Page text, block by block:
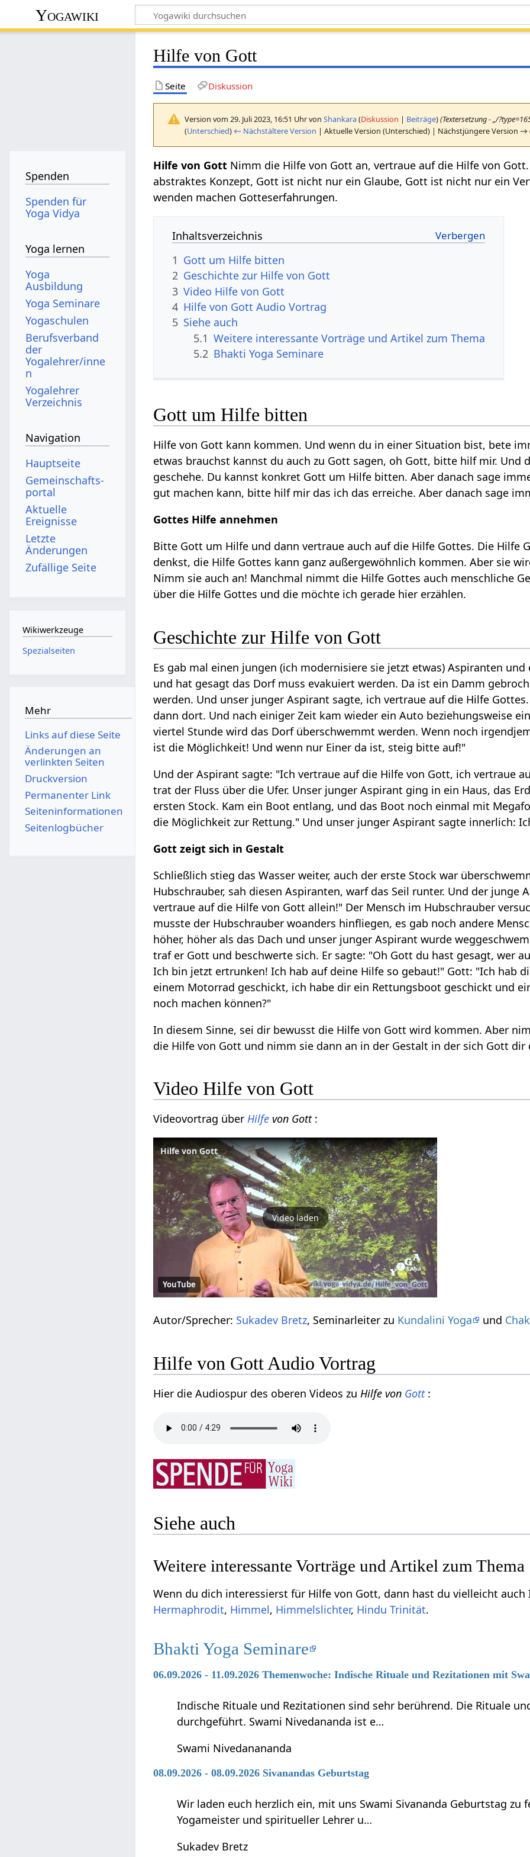
Yogawiki
Hilfe von Gott
Seite Diskussion
Version vom 29. Juli 2023, 16:51 Uhr vonShankara(Diskussion | Beiträge)(Textersetzung - „/
(Unterschied) ← Nächstältere Version | Aktuelle Version (Unterschied) | Nächstjüngere Version →
Hilfe von Gott Nimm die Hilfe von Gott an, vertraue auf die Hilfe von
abstraktes Konzept, Gott ist nicht nur ein Glaube, Gott ist nicht nur ein
wenden machen Gotteserfahrungen.
Inhaltsverzeichnis
1 Gott um Hilfe bitten
2 Geschichte zur Hilfe von Gott
3 Video Hilfe von Gott
4 Hilfe von Gott Audio Vortrag
5 Siehe auch
5.1 Weitere interessante Vorträge und Artikel zum Thema
5.2 Bhakti Yoga Seminare
Gott um Hilfe bitten
Hilfe von Gott kann kommen. Und wenn du in einer Situation bist, bete
etwas brauchst kannst du auch zu Gott sagen, oh Gott, bitte hilf mir. Und
geschehe. Du kannst konkret Gott um Hilfe bitten. Aber danach sage
gut machen kann, bitte hilf mir das ich das erreiche. Aber danach sage
Gottes Hilfe annehmen
Bitte Gott um Hilfe und dann vertraue auch auf die Hilfe Gottes. Die Hilfe
denkst, die Hilfe Gottes kann ganz außergewöhnlich kommen. Aber sie
Nimm sie auch an! Manchmal nimmt die Hilfe Gottes auch menschliche
über die Hilfe Gottes und die möchte ich gerade hier erzählen.
Geschichte zur Hilfe von Gott
Es gab mal einen jungen (ich modernisiere sie jetzt etwas) Aspiranten
und hat gesagt das Dorf muss evakuiert werden. Da ist ein Damm
werden. Und unser junger Aspirant sagte, ich vertraue auf die Hilfe
dann dort. Und nach einiger Zeit kam wieder ein Auto beziehungsweise
viertel Stunde wird das Dorf überschwemmt werden. Wenn noch
ist die Möglichkeit! Und wenn nur Einer da ist, steig bitte auf!"
Und der Aspirant sagte: "Ich vertraue auf die Hilfe von Gott, ich vertraue
trat der Fluss über die Ufer. Unser junger Aspirant ging in ein Haus, das
ersten Stock. Kam ein Boot entlang, und das Boot noch einmal mit
die Möglichkeit zur Rettung." Und unser junger Aspirant sagte innerlich:
Gott zeigt sich in Gestalt
Schließlich stieg das Wasser weiter, auch der erste Stock war
Hubschrauber, sah diesen Aspiranten, warf das Seil runter. Und der junge
vertraue auf die Hilfe von Gott allein!" Der Mensch im Hubschrauber
musste der Hubschrauber woanders hinfliegen, es gab noch andere
höher, höher als das Dach und unser junger Aspirant wurde
traf er Gott und beschwerte sich. Er sagte: "Oh Gott du hast gesagt, wer
Ich bin jetzt ertrunken! Ich hab auf deine Hilfe so gebaut!" Gott: "Ich hab
einem Motorrad geschickt, ich habe dir ein Rettungsboot geschickt und
noch machen können?"
In diesem Sinne, sei dir bewusst die Hilfe von Gott wird kommen. Aber
die Hilfe von Gott und nimm sie dann an in der Gestalt in der sich Gott dir
Video Hilfe von Gott
Videovortrag überHilfe von Gott :
Hilfe von Gott
Video laden
YouTube
Autor/Sprecher: Sukadev Bretz, Seminarleiter zu Kundalini Yoga und
Hilfe von Gott Audio Vortrag
Hier die Audiospur des oberen Videos zu Hilfe von Gott :
Siehe auch
Weitere interessante Vorträge und Artikel zum Thema
Wenn du dich interessierst für Hilfe von Gott, dann hast du vielleicht auch
Hermaphrodit, Himmel, Himmelslichter, Hindu Trinität.
Bhakti Yoga Seminare
06.09.2026 - 11.09.2026 Themenwoche: Indische Rituale und Rezitationen mit
Indische Rituale und Rezitationen sind sehr berührend. Die Rituale
durchgeführt. Swami Nivedananda ist e…
Swami Nivedanananda
08.09.2026 - 08.09.2026 Sivanandas Geburtstag
Wir laden euch herzlich ein, mit uns Swami Sivananda Geburtstag zu
Yogameister und spiritueller Lehrer u…
Sukadev Bretz
Spenden
Spenden für
Yoga Vidya
Yoga lernen
Yoga
Ausbildung
Yoga Seminare
Yogaschulen
Berufsverband
der
Yogalehrer/inne
n
Yogalehrer
Verzeichnis
Navigation
Hauptseite
Gemeinschafts­
portal
Aktuelle
Ereignisse
Letzte
Änderungen
Zufällige Seite
Wikiwerkzeuge
Spezialseiten
Mehr
Links auf diese Seite
Änderungen an
verlinkten Seiten
Druckversion
Permanenter Link
Seiten­­informationen
Seitenlogbücher